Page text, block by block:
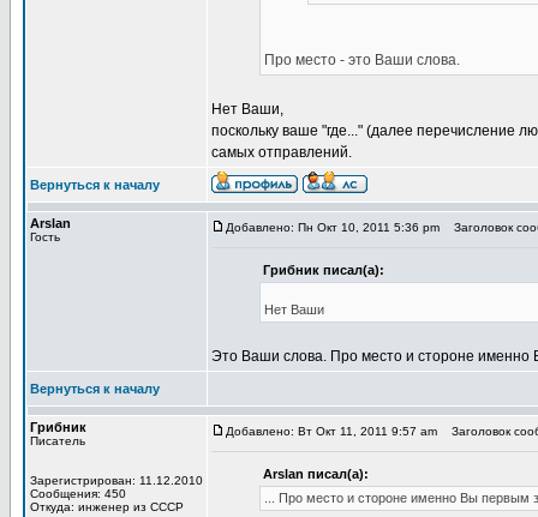
Про место - это Ваши слова.
Нет Ваши,
поскольку ваше "где..." (далее перечисление
самых отправлений.
Вернуться к началу
Arslan
Гость
Добавлено: Пн Окт 10, 2011 5:36 pm Заголовок
Грибник писал(а):
Нет Ваши
Это Ваши слова. Про место и стороне именно
Вернуться к началу
Грибник
Писатель
Зарегистрирован: 11.12.2010
Сообщения: 450
Откуда: инженер из СССР
Добавлено: Вт Окт 11, 2011 9:57 am Заголовок
Arslan писал(а):
... Про место и стороне именно Вы первым